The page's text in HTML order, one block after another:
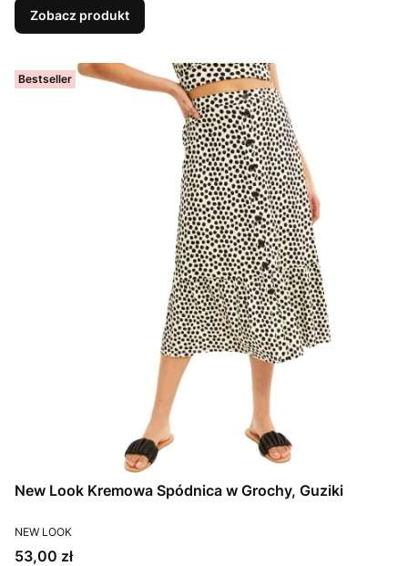
Zobacz produkt
Bestseller
New Look Kremowa Spódnica w Grochy, Guziki
PRODUCENT
NEW LOOK
Cena
53,00 zł